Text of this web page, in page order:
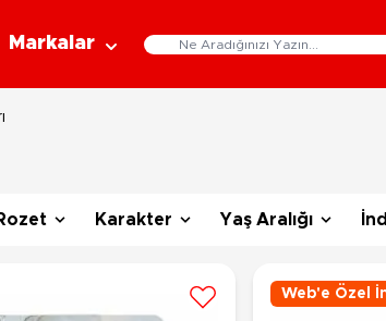
Bebek Evleri
Markalar
Karakter Yaş Aralığı
Web'e Özel